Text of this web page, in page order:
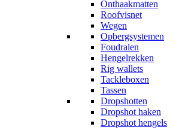
Onthaakmatten
Roofvisnet
Wegen
Opbergsystemen
Foudralen
Hengelrekken
Rig wallets
Tackleboxen
Tassen
Dropshotten
Dropshot haken
Dropshot hengels